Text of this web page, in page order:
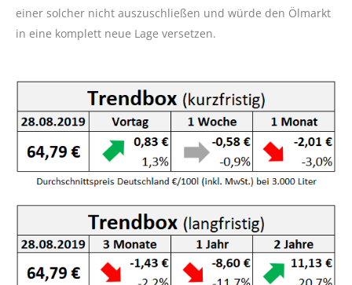
einer solcher nicht auszuschließen und würde den Ölmarkt
in eine komplett neue Lage versetzen.